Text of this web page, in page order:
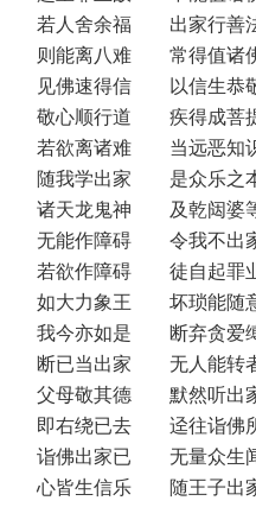
若人舍余福 出家行善
则能离八难 常得值诸
见佛速得信 以信生恭
敬心顺行道 疾得成菩
若欲离诸难 当远恶知
随我学出家 是众乐之
诸天龙鬼神 及乾闼婆
无能作障碍 令我不出
若欲作障碍 徒自起罪
如大力象王 坏琐能随
我今亦如是 断弃贪爱
断已当出家 无人能转
父母敬其德 默然听出
即右绕已去 迳往诣佛
诣佛出家已 无量众生
心皆生信乐 随王子出